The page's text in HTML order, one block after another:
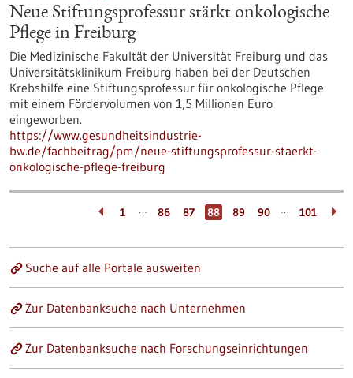
Neue Stiftungsprofessur stärkt onkologische
Pflege in Freiburg
Die Medizinische Fakultät der Universität Freiburg und das
Universitätsklinikum Freiburg haben bei der Deutschen
Krebshilfe eine Stiftungsprofessur für onkologische Pflege
mit einem Fördervolumen von 1,5 Millionen Euro
eingeworben.
https://www.gesundheitsindustrie-
bw.de/fachbeitrag/pm/neue-stiftungsprofessur-staerkt-
onkologische-pflege-freiburg
1 … 86 87 88 89 90 … 101
Suche auf alle Portale ausweiten
Zur Datenbanksuche nach Unternehmen
Zur Datenbanksuche nach Forschungseinrichtungen